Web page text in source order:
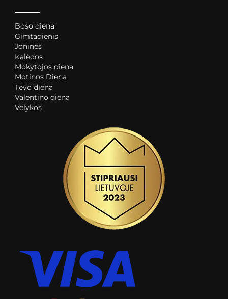
Boso diena
Gimtadienis
Joninės
Kalėdos
Mokytojos diena
Motinos Diena
Tėvo diena
Valentino diena
Velykos